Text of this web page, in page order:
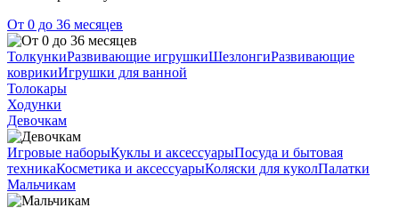
От 0 до 36 месяцев
ТолкункиРазвивающие игрушкиШезлонгиРазвивающие
коврикиИгрушки для ванной
Толокары
Ходунки
Девочкам
Игровые наборыКуклы и аксессуарыПосуда и бытовая
техникаКосметика и аксессуарыКоляски для куколПалатки
Мальчикам